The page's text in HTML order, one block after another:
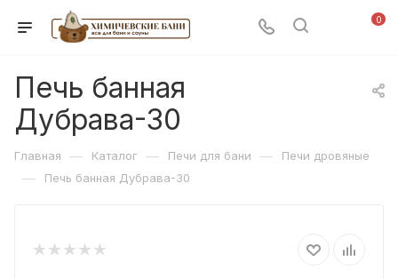
0
Печь банная
Дубрава-30
Главная — Каталог — Печи для бани — Печи дровяные
— Печь банная Дубрава-30